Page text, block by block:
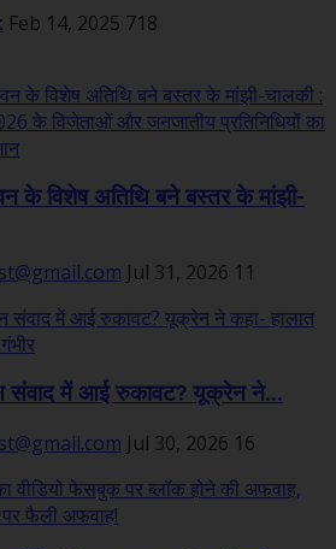
Feb 14, 2025 718
के विशेष अतिथि बने बस्तर के मांझी-
Jul 31, 2026 11
संवाद में आई रुकावट? यूक्रेन ने...
Jul 30, 2026 16